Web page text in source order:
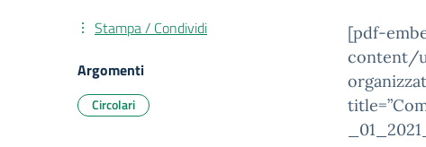
[pdf-
content/
Stampa / Condividi
Argomenti
Circolari